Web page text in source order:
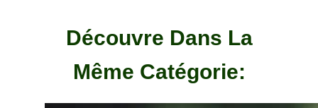
Découvre Dans La
Même Catégorie: